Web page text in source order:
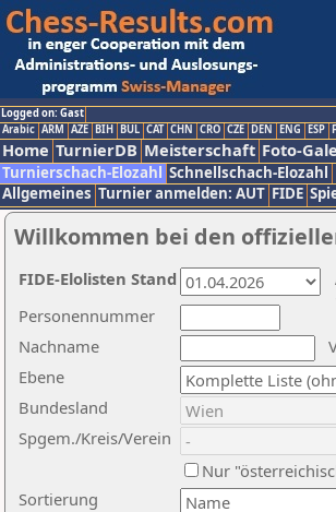
Logged on: Gast
Arabic ARM AZE BIH BUL CAT CHN CRO CZE DEN ENG ESP
Home TurnierDB Meisterschaft Foto-
Turnierschach-Elozahl Schnellschach-Elozahl
Allgemeines Turnier anmelden: AUT FIDE
Willkommen bei den
Nachname
Ebene
Sortierung
Personennummer
Bundesland
Spgem./Kreis/Verein
Nur
FIDE-Elolisten Stand